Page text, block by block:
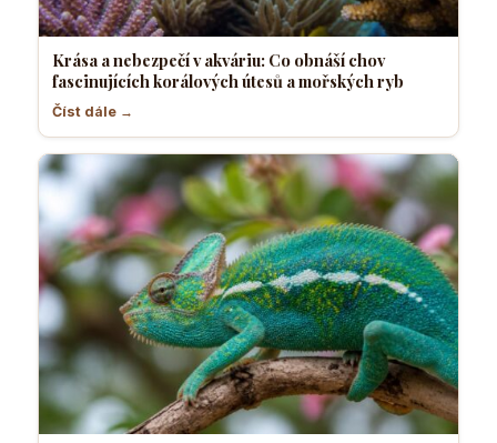
Krása a nebezpečí v akváriu: Co obnáší chov
fascinujících korálových útesů a mořských ryb
Číst dále →